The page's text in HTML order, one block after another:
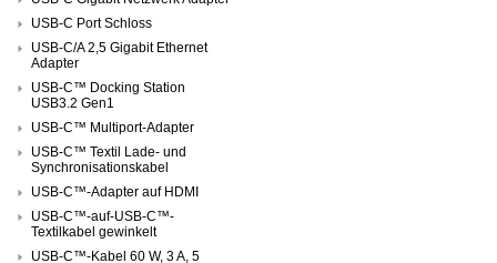
USB-C Port Schloss
USB-C/A 2,5 Gigabit Ethernet
Adapter
USB-C™ Docking Station
USB3.2 Gen1
USB-C™ Multiport-Adapter
USB-C™ Textil Lade- und
Synchronisationskabel
USB-C™-Adapter auf HDMI
USB-C™-auf-USB-C™-
Textilkabel gewinkelt
USB-C™-Kabel 60 W, 3 A, 5